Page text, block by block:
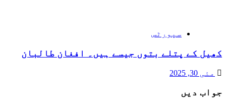
سپورٹس
کھیل کے پتلے بتوں جیسے ہیں۔ افغان طالبان
مئی 30, 2025
جواب دیں